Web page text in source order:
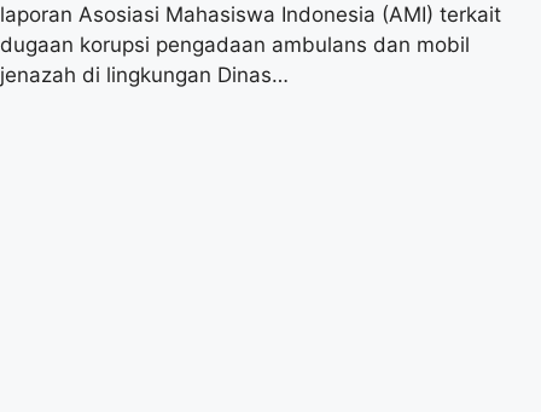
laporan Asosiasi Mahasiswa Indonesia (AMI) terkait
dugaan korupsi pengadaan ambulans dan mobil
jenazah di lingkungan Dinas…